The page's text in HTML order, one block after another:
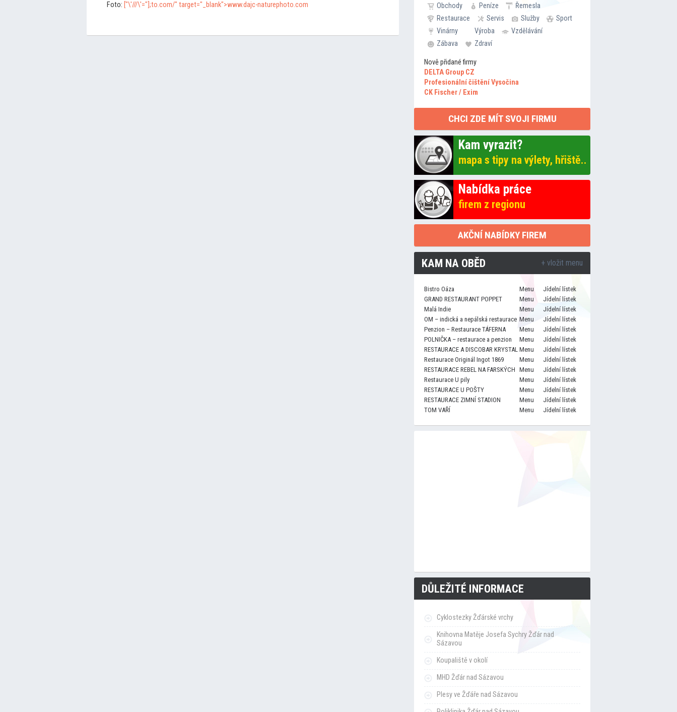
Foto: ["\'///\'="];to.com/" target="_blank">www.dajc-naturephoto.com
Obchody
Peníze
Řemesla
Restaurace
Servis Služby
Sport
Vinárny
Výroba
Vzdělávání
Zábava
Zdraví
Nově přidané firmy
DELTA Group CZ
Profesionální čištění Vysočina
CK Fischer / Exim
CHCI ZDE MÍT SVOJI FIRMU
Kam vyrazit?
mapa s tipy na výlety, hřiště..
Nabídka práce
firem z regionu
AKČNÍ NABÍDKY FIREM
KAM NA OBĚD + vložit menu
Bistro Oáza Menu
Jídelní lístek
GRAND RESTAURANT POPPET
Menu
Jídelní lístek
Malá Indie
Menu
Jídelní lístek
OM – indická a nepálská restaurace Menu
Jídelní lístek
Penzion – Restaurace TÁFERNA
Menu
Jídelní lístek
POLNIČKA – restaurace a penzion
Menu
Jídelní lístek
RESTAURACE A DISCOBAR KRYSTAL Menu
Jídelní lístek
Restaurace Originál Ingot 1869
Menu
Jídelní lístek
RESTAURACE REBEL NA FARSKÝCH Menu
Jídelní lístek
Restaurace U pily
Menu
Jídelní lístek
RESTAURACE U POŠTY
Menu
Jídelní lístek
RESTAURACE ZIMNÍ STADION
Menu
Jídelní lístek
TOM VAŘÍ
Menu Jídelní lístek
DŮLEŽITÉ INFORMACE
Cyklostezky Žďárské vrchy
Knihovna Matěje Josefa Sychry Žďár nad
Sázavou
Koupaliště v okolí
MHD Žďár nad Sázavou
Plesy ve Žďáře nad Sázavou